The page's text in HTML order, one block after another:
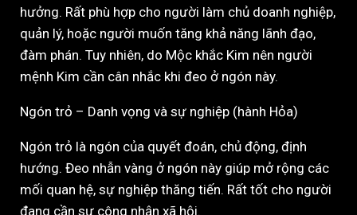
hưởng. Rất phù hợp cho người làm chủ doanh nghiệp,
quản lý, hoặc người muốn tăng khả năng lãnh đạo,
đàm phán. Tuy nhiên, do Mộc khắc Kim nên người
mệnh Kim cần cân nhắc khi đeo ở ngón này.
Ngón trỏ – Danh vọng và sự nghiệp (hành Hỏa)
Ngón trỏ là ngón của quyết đoán, chủ động, định
hướng. Đeo nhẫn vàng ở ngón này giúp mở rộng các
mối quan hệ, sự nghiệp thăng tiến. Rất tốt cho người
đang cần sự công nhận xã hội.